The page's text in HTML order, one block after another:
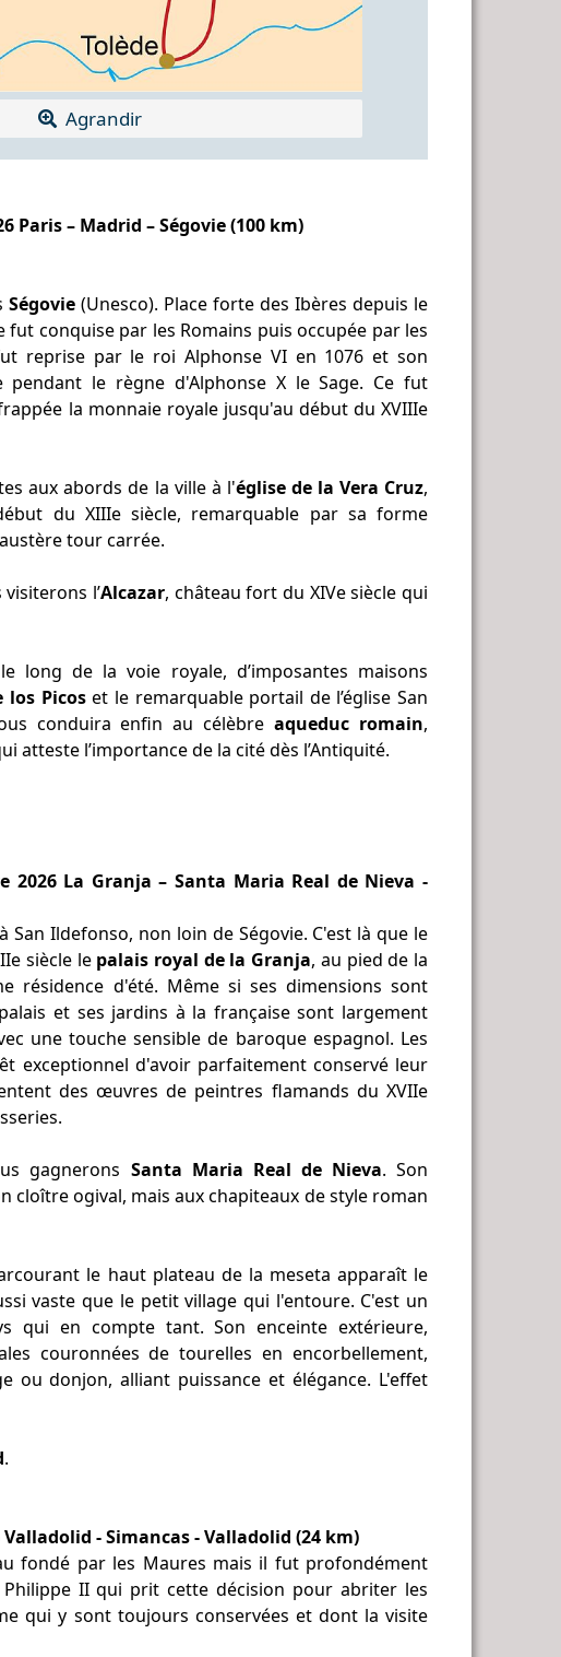
Agrandir
Paris – Madrid – Ségovie (100 km)
Ségovie (Unesco). Place forte des Ibères depuis le
fut conquise par les Romains puis occupée par les
reprise par le roi Alphonse VI en 1076 et son
pendant le règne d'Alphonse X le Sage. Ce fut
la monnaie royale jusqu'au début du XVIIIe
aux abords de la ville à l'église de la Vera Cruz,
du XIIIe siècle, remarquable par sa forme
tour carrée.
l’Alcazar, château fort du XIVe siècle qui
long de la voie royale, d’imposantes maisons
los Picoset le remarquable portail de l’église San
conduira enfin au célèbreaqueduc romain,
atteste l’importance de la cité dès l’Antiquité.
2026 La Granja – Santa Maria Real de Nieva -
Ildefonso, non loin de Ségovie. C'est là que le
siècle le palais royal de la Granja, au pied de la
résidence d'été. Même si ses dimensions sont
et ses jardins à la française sont largement
une touche sensible de baroque espagnol. Les
exceptionnel d'avoir parfaitement conservé leur
des œuvres de peintres flamands du XVIIe
gagnerons Santa Maria Real de Nieva. Son
cloître ogival, mais aux chapiteaux de style roman
le haut plateau de la meseta apparaît le
vaste que le petit village qui l'entoure. C'est un
qui en compte tant. Son enceinte extérieure,
couronnées de tourelles en encorbellement,
ou donjon, alliant puissance et élégance. L'effet
.
Valladolid - Simancas - Valladolid (24 km)
fondé par les Maures mais il fut profondément
Philippe II qui prit cette décision pour abriter les
qui y sont toujours conservées et dont la visite